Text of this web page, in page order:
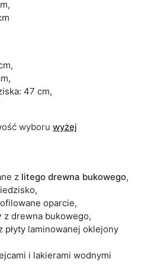
i właściwości materiałów,
47 cm,
wyboru wyżej
z litego drewna bukowego,
oparcie,
z drewna bukowego,
płyty laminowanej oklejony
i lakierami wodnymi